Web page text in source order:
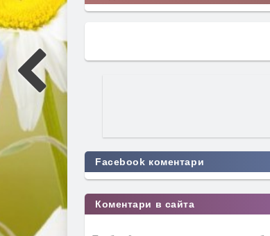
Facebook коментари
Коментари в сайта